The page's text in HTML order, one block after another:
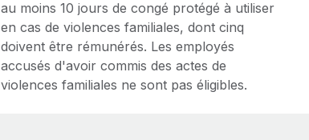
au moins 10 jours de congé protégé à utiliser
en cas de violences familiales, dont cinq
doivent être rémunérés. Les employés
accusés d'avoir commis des actes de
violences familiales ne sont pas éligibles.